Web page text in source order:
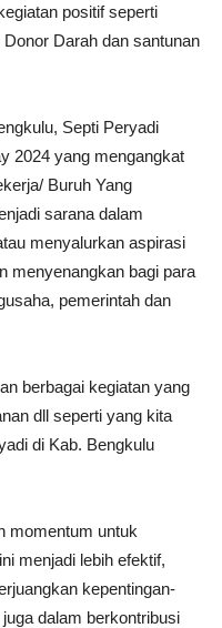
positif seperti
Darah dan santunan
Septi Peryadi
2024 yang mengangkat
Buruh Yang
sarana dalam
menyalurkan aspirasi
menyenangkan bagi para
pemerintah dan
berbagai kegiatan yang
dll seperti yang kita
di Kab. Bengkulu
momentum untuk
menjadi lebih efektif,
kepentingan-
dalam berkontribusi